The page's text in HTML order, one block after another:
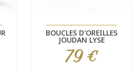
BOUCLES D'OREILLES
JOUDAN LYSE
Prix
79 €